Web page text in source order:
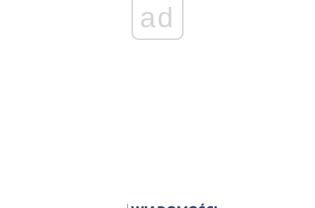
ad